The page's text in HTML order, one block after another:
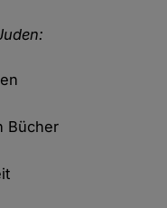
Bücher